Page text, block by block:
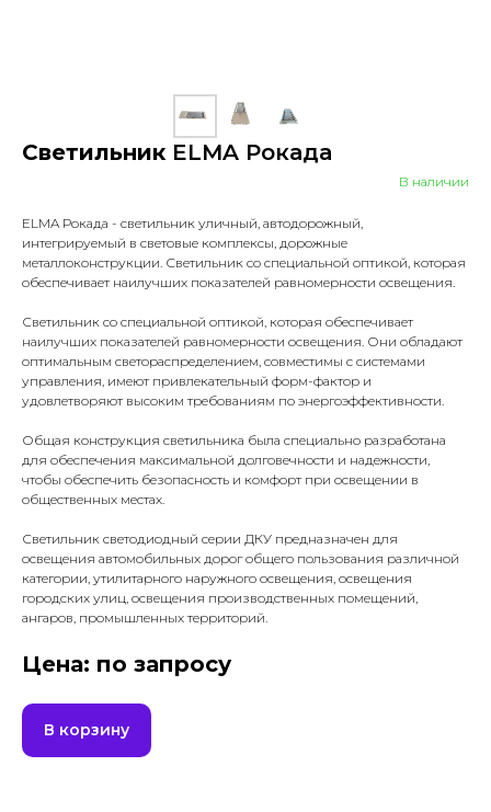
Светильник ELMA Рокада
В наличии
ELMA Рокада - светильник уличный, автодорожный,
интегрируемый в световые комплексы, дорожные
металлоконструкции. Светильник со специальной оптикой, которая
обеспечивает наилучших показателей равномерности освещения.
Светильник со специальной оптикой, которая обеспечивает
наилучших показателей равномерности освещения. Они обладают
оптимальным светораспределением, совместимы с системами
управления, имеют привлекательный форм-фактор и
удовлетворяют высоким требованиям по энергоэффективности.
Общая конструкция светильника была специально разработана
для обеспечения максимальной долговечности и надежности,
чтобы обеспечить безопасность и комфорт при освещении в
общественных местах.
Светильник светодиодный серии ДКУ предназначен для
освещения автомобильных дорог общего пользования различной
категории, утилитарного наружного освещения, освещения
городских улиц, освещения производственных помещений,
ангаров, промышленных территорий.
Цена: по запросу
В корзину